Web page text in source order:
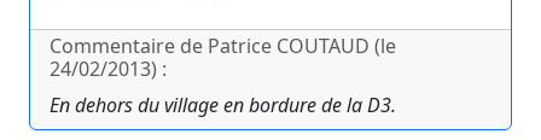
Commentaire de Patrice COUTAUD (le
24/02/2013) :
En dehors du village en bordure de la D3.